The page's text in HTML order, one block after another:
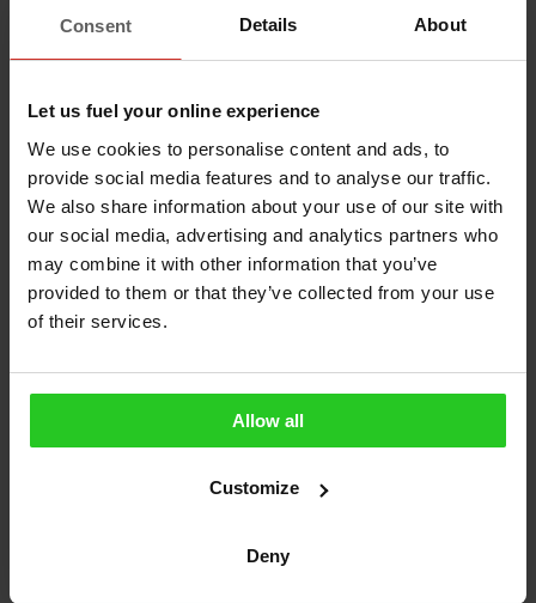
Consent Details About
Let us fuel your online experience
We use cookies to personalise content and ads, to
provide social media features and to analyse our traffic.
We also share information about your use of our site with
our social media, advertising and analytics partners who
may combine it with other information that you’ve
provided to them or that they’ve collected from your use
of their services.
Allow all
Customize
Deny
dopravou. CNG se u nás nejvíce uplatňuje
tepelné a elektrické energie. LNG (Liquefied
Natural Gas) je opět zemní plyn, který je
ovšem zkapalněný. Skladuje se v
kryogenních nádržích a využívá se pro
pohon nákladních motorových vozidel,
autobusů a lodí a také pro topné či
průmyslové účely při vysokých
energetických spotřebách v lokalitách
mimo rozvodné sítě zemního plynu.
Petroleum Gas, tedy zkapalněný ropný
plyn) se skrývají dva plyny, propan a butan.
uplatňuje také čistý propan. LPG má původ
její rafinaci. Větší část – asi 60 % – se však